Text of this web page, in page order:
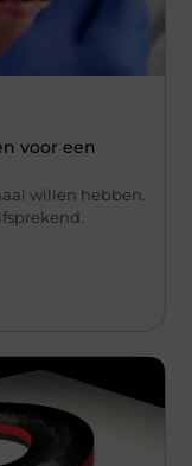
voor een
willen hebben.